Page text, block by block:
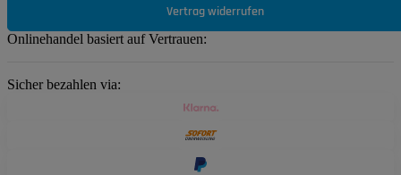
Vertrag widerrufen
Onlinehandel basiert auf Vertrauen:
Sicher bezahlen via: